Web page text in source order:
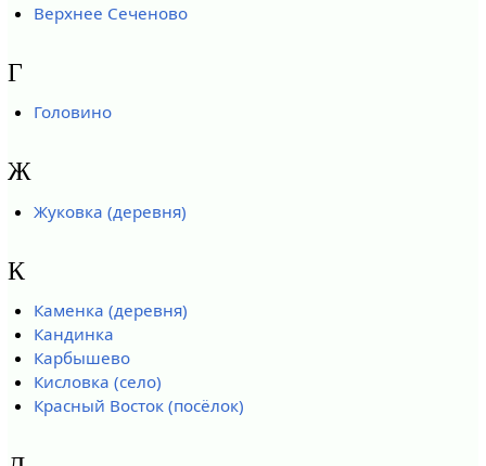
Верхнее Сеченово
Г
Головино
Ж
Жуковка (деревня)
К
Каменка (деревня)
Кандинка
Карбышево
Кисловка (село)
Красный Восток (посёлок)